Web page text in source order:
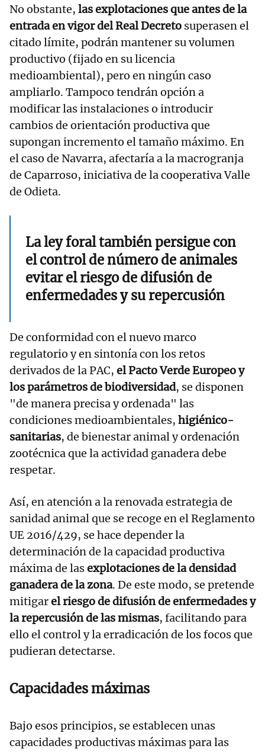
No obstante, las explotaciones que antes de la
entrada en vigor del Real Decreto superasen el
citado límite, podrán mantener su volumen
productivo (fijado en su licencia
medioambiental), pero en ningún caso
ampliarlo. Tampoco tendrán opción a
modificar las instalaciones o introducir
cambios de orientación productiva que
supongan incremento el tamaño máximo. En
el caso de Navarra, afectaría a la macrogranja
de Caparroso, iniciativa de la cooperativa Valle
de Odieta.
La ley foral también persigue con
el control de número de animales
evitar el riesgo de difusión de
enfermedades y su repercusión
De conformidad con el nuevo marco
regulatorio y en sintonía con los retos
derivados de la PAC, el Pacto Verde Europeo y
los parámetros de biodiversidad, se disponen
"de manera precisa y ordenada" las
condiciones medioambientales, higiénico-
sanitarias, de bienestar animal y ordenación
zootécnica que la actividad ganadera debe
respetar.
Así, en atención a la renovada estrategia de
sanidad animal que se recoge en el Reglamento
UE 2016/429, se hace depender la
determinación de la capacidad productiva
máxima de lasexplotaciones de la densidad
ganadera de la zona. De este modo, se pretende
mitigarel riesgo de difusión de enfermedades y
la repercusión de las mismas, facilitando para
ello el control y la erradicación de los focos que
pudieran detectarse.
Capacidades máximas
Bajo esos principios, se establecen unas
capacidades productivas máximas para las